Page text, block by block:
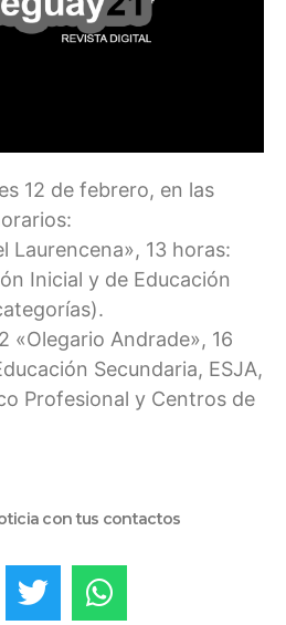
12 de febrero, en las
Laurencena», 13 horas:
Inicial y de Educación
«Olegario Andrade», 16
Secundaria, ESJA,
Profesional y Centros de
con tus contactos